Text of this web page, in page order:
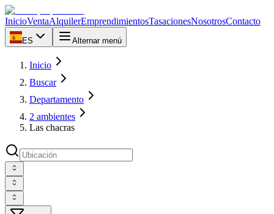
InicioVentaAlquilerEmprendimientosTasacionesNosotrosContacto
ES Alternar menú
Inicio
Buscar
Departamento
2 ambientes
Las chacras